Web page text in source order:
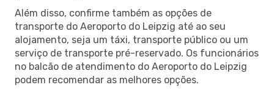
Além disso, confirme também as opções de
transporte do Aeroporto do Leipzig até ao seu
alojamento, seja um táxi, transporte público ou um
serviço de transporte pré-reservado. Os funcionários
no balcão de atendimento do Aeroporto do Leipzig
podem recomendar as melhores opções.